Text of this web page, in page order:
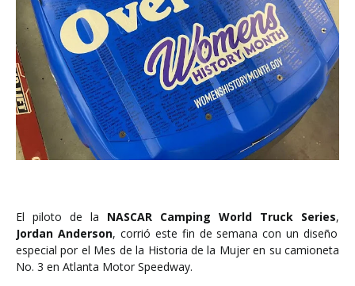
El piloto de la NASCAR Camping World Truck Series,
Jordan Anderson, corrió este fin de semana con un diseño
especial por el Mes de la Historia de la Mujer en su camioneta
No. 3 en Atlanta Motor Speedway.